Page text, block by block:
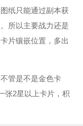
纸只能通过副本获
所以主要战力还是
片镶嵌位置，多出
管是不是金色卡
张2星以上卡片，积